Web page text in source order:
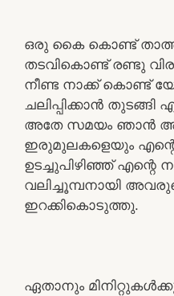
ഒരു കൈ കൊണ്ട്
തടവികൊണ്ട് രണ്ടു
നീണ്ട നാക്ക് കൊണ്ട്
ചലിപ്പിക്കാൻ തുടങ്ങി
അതേ സമയം ഞാൻ
ഇരുമുലകളെയും എന്റെ
ഉടച്ചുപിഴിഞ്ഞ് എന്റെ
വലിച്ചൂമ്പനായി
ഇറക്കികൊടുത്തു.
ഏതാനും